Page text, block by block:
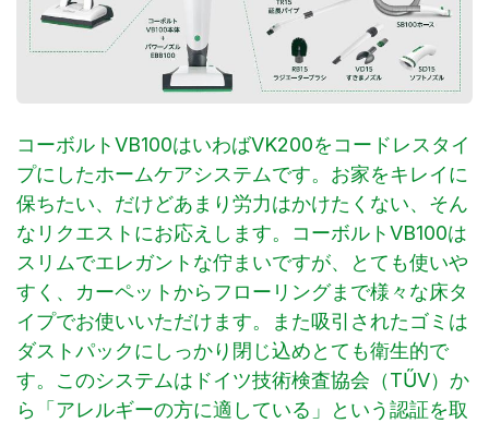
コーボルトVB100はいわばVK200をコードレスタイ
プにしたホームケアシステムです。お家をキレイに
保ちたい、だけどあまり労力はかけたくない、そん
なリクエストにお応えします。コーボルトVB100は
スリムでエレガントな佇まいですが、とても使いや
すく、カーペットからフローリングまで様々な床タ
イプでお使いいただけます。また吸引されたゴミは
ダストパックにしっかり閉じ込めとても衛生的で
す。このシステムはドイツ技術検査協会（TŰV）か
ら「アレルギーの方に適している」という認証を取